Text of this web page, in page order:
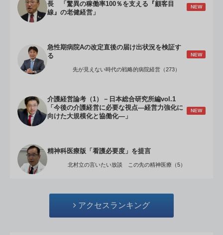
長 「驚異の稼働率100％を支える『顧客目
線』の老健経営」
NEW
急性期病院Aの改定直後の届け出状況を検証す
る
NEW
先が見えない時代の戦略的病院経営（273）
介護経営論考（1）－日本総合研究所編vol.1
「今後の介護経営に必要な視点―経営力強化に
向けた大規模化と協働化―」
NEW
精神科医療版「看護必要度」を提言
北村立の言いたい放談 この先の精神医療（5）
アクセスランキング